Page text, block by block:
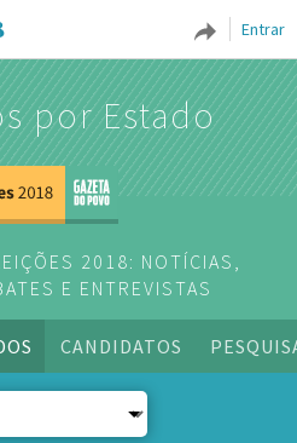
Entrar
por Estado
2018: NOTÍCIAS,
E ENTREVISTAS
CANDIDATOS